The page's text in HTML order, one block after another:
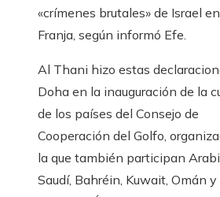
«crímenes brutales» de Israel
Franja, según informó Efe.
Al Thani hizo estas
Doha en la inauguración de la
de los países del Consejo de
Cooperación del Golfo,
la que también participan
Saudí, Bahréin, Kuwait, Omán y